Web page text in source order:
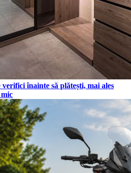
înainte să plătești, mai ales